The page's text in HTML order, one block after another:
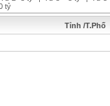
tỷ
Tỉnh /T.Phố